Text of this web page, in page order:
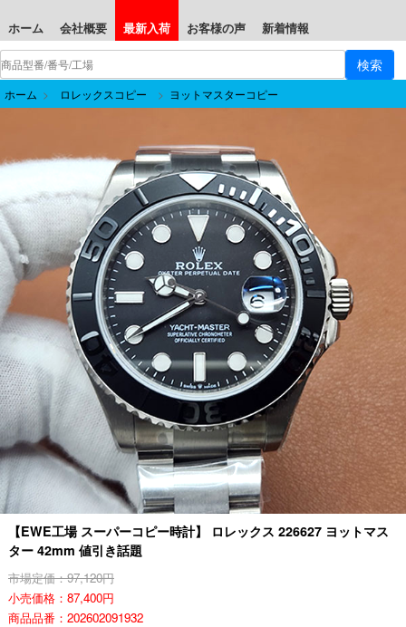
ホーム 会社概要 最新入荷 お客様の声 新着情報
ホーム > ロレックスコピー > ヨットマスターコピー
【EWE工場 スーパーコピー時計】 ロレックス 226627 ヨットマス
ター 42mm 値引き話題
市場定価：97,120円
小売価格：87,400円
商品品番：202602091932